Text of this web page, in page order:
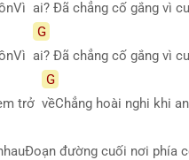
ai? Đã chẳng cố gắng vì
G
ai? Đã chẳng cố gắng vì
trở
G
vềChẳng hoài nghi khi
đường cuối nơi phía